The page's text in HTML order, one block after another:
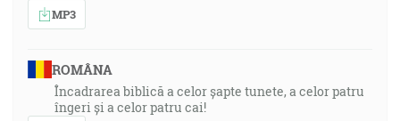
MP3
ROMÂNA
Încadrarea biblică a celor șapte tunete, a celor patru
îngeri și a celor patru cai!